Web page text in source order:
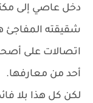
دخل عاصي إلى
شقيقته المفاجئ
اتصالات على
أحد من معارفها.
لكن كل هذا بلا